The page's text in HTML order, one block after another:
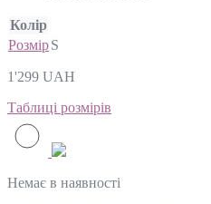
Колір
РозмірS
1'299 UAH
Таблиці розмірів
Немає в наявності